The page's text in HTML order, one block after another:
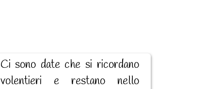
Ci sono date che si ricordano
volentieri e restano nello